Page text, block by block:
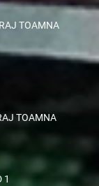
TOAMNA
TOAMNA
1